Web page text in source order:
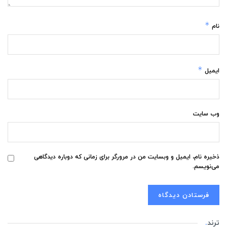
نام *
ایمیل *
وب‌ سایت
ذخیره نام، ایمیل و وبسایت من در مرورگر برای زمانی که دوباره دیدگاهی
می‌نویسم.
ترند.